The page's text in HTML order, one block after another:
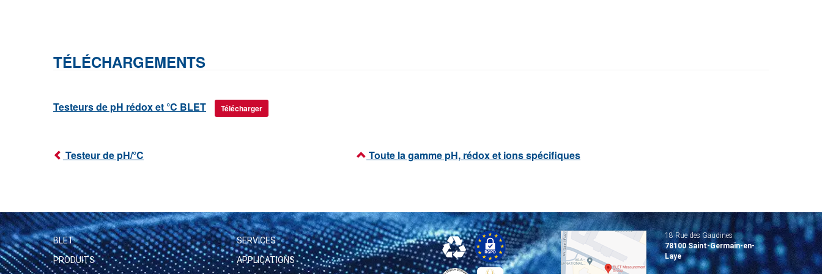
TÉLÉCHARGEMENTS
Testeurs de pH rédox et °C BLET Télécharger
Testeur de pH/°C Toute la gamme pH, rédox et ions spécifiques
BLET
PRODUITS
SERVICES
APPLICATIONS
18 Rue des Gaudines
78100 Saint-Germain-en-
Laye